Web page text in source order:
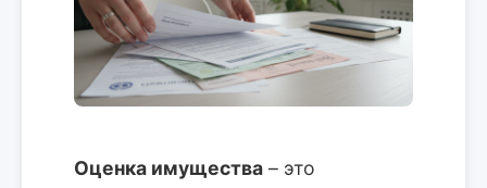
Оценка имущества – это